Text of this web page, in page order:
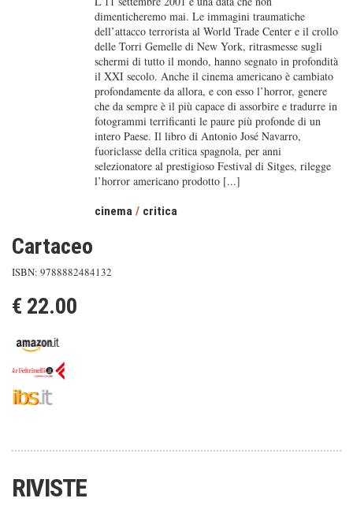
dimenticheremo mai. Le immagini traumatiche
dell’attacco terrorista al World Trade Center e il crollo
delle Torri Gemelle di New York, ritrasmesse sugli
schermi di tutto il mondo, hanno segnato in profondità
il XXI secolo. Anche il cinema americano è cambiato
profondamente da allora, e con esso l’horror, genere
che da sempre è il più capace di assorbire e tradurre in
fotogrammi terrificanti le paure più profonde di un
intero Paese. Il libro di Antonio José Navarro,
fuoriclasse della critica spagnola, per anni
selezionatore al prestigioso Festival di Sitges, rilegge
l’horror americano prodotto [...]
cinema / critica
Cartaceo
ISBN: 9788882484132
€ 22.00
RIVISTE